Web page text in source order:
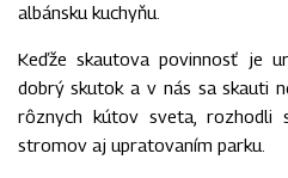
albánsku kuchyňu.
Keďže skautova povinnosť je
dobrý skutok a v nás sa skauti
rôznych kútov sveta, rozhodli
stromov aj upratovaním parku.